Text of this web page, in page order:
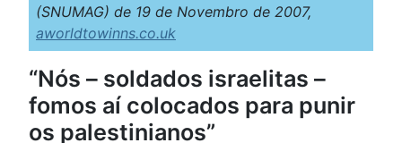
(SNUMAG) de 19 de Novembro de 2007,
aworldtowinns.co.uk
“Nós – soldados israelitas –
fomos aí colocados para punir
os palestinianos”